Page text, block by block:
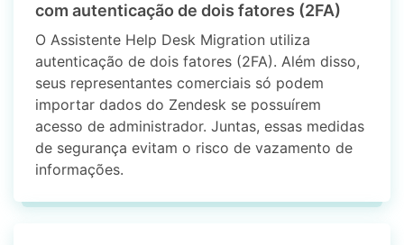
com autenticação de dois fatores (2FA)
O Assistente Help Desk Migration utiliza
autenticação de dois fatores (2FA). Além disso,
seus representantes comerciais só podem
importar dados do Zendesk se possuírem
acesso de administrador. Juntas, essas medidas
de segurança evitam o risco de vazamento de
informações.